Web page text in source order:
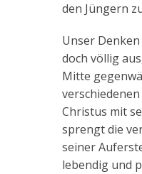
den Jüngern
Unser
doch völlig
Mitte
Christus mit
sprengt die
seiner
lebendig und